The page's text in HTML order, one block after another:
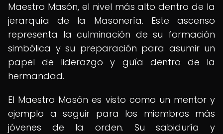
Maestro Masón, el nivel más alto dentro de la
jerarquía de la Masonería. Este ascenso
representa la culminación de su formación
simbólica y su preparación para asumir un
papel de liderazgo y guía dentro de la
hermandad.
El Maestro Masón es visto como un mentor y
ejemplo a seguir para los miembros más
jóvenes de la orden. Su sabiduría y